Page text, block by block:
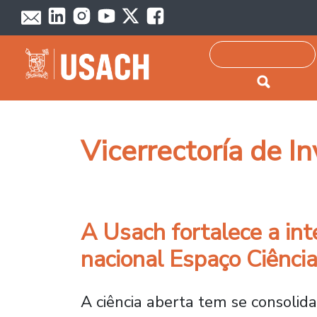
Passar para o conteúdo principal
Pesquisar
Vicerrectoría de
A Usach fortalece a
nacional Espaço Ciência
A ciência aberta tem se